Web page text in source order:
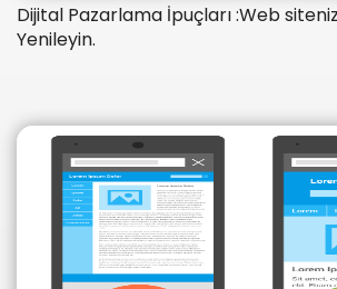
Dijital Pazarlama İpuçları :Web
Yenileyin.